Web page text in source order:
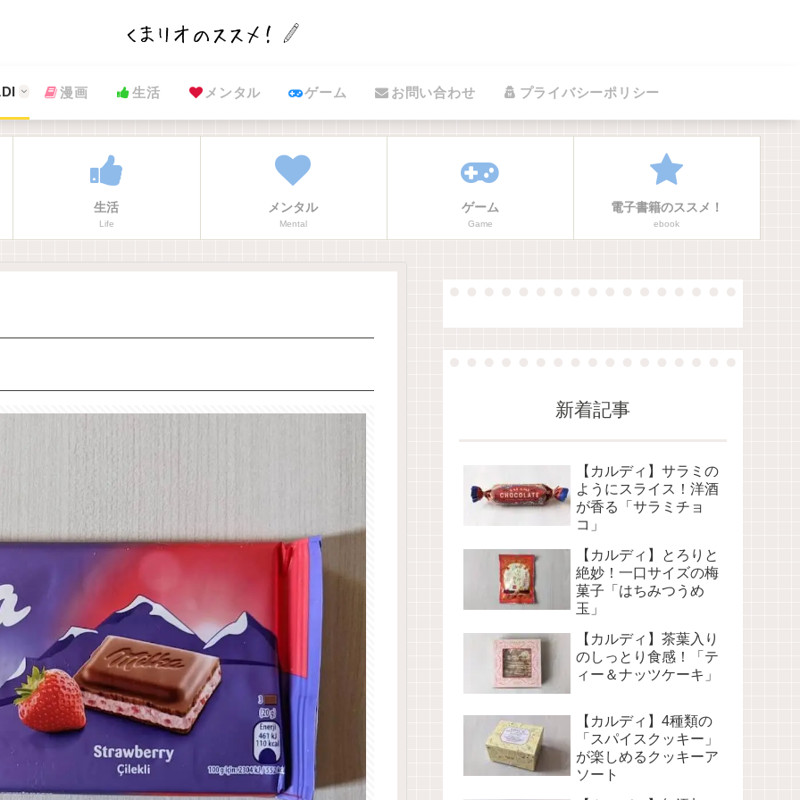
漫画 生活 メンタル ゲーム お問い合わせ プライバシーポリシー
生活
Life
メンタル
Mental
ゲーム
Game
電子書籍のススメ！
ebook
新着記事
【カルディ】サラミの
ようにスライス！洋酒
が香る「サラミチョ
コ」
【カルディ】とろりと
絶妙！一口サイズの梅
菓子「はちみつうめ
玉」
【カルディ】茶葉入り
のしっとり食感！「テ
ィー＆ナッツケーキ」
【カルディ】4種類の
「スパイスクッキー」
が楽しめるクッキーア
ソート